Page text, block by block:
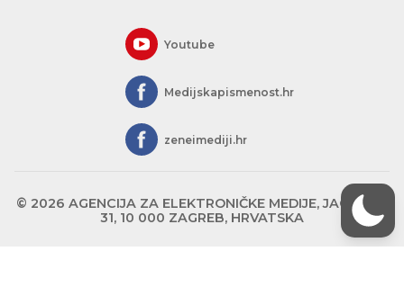
Youtube
Medijskapismenost.hr
zeneimediji.hr
© 2026 AGENCIJA ZA ELEKTRONIČKE MEDIJE, JAGIĆEVA
31, 10 000 ZAGREB, HRVATSKA